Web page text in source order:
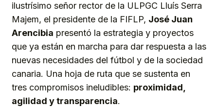
ilustrísimo señor rector de la ULPGC Lluís Serra
Majem, el presidente de la FIFLP, José Juan
Arencibia presentó la estrategia y proyectos
que ya están en marcha para dar respuesta a las
nuevas necesidades del fútbol y de la sociedad
canaria. Una hoja de ruta que se sustenta en
tres compromisos ineludibles: proximidad,
agilidad y transparencia.